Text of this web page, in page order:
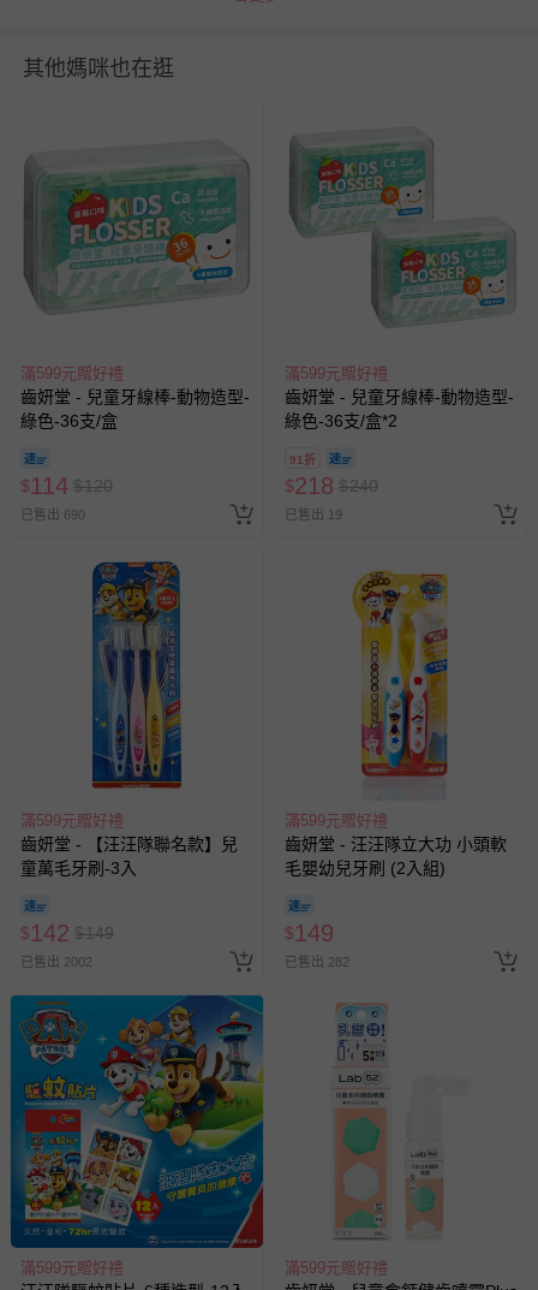
投保產品責任險字號：151609PD04392
健康食品字號/有機檢驗機構及證書字號：.
商品產地（國）：台灣
牛/豬肉產地（國）：豬皮/比利時
過敏原：無
您所購買的商品享有7天的鑑賞期／猶豫期權益，但此期間
並非試用期，您所退回的商品必須是未經使用的全新狀態，
包含完整包裝、配件、說明文件及贈品等。
如需退換貨，請於收到商品7天（含例假日內提出），如為
瑕疵退換貨所產生的運費，將由媽咪愛負責處理，若非瑕疵
並點選『我要退貨』即可進行申請。若有相關退貨問題，請
至媽咪愛LINE@客服ID: @mamilove
我們將依序為您處理
與服務，謝謝。
針對滿件折/滿額贈…等活動，如因部份退貨，而該訂單保
留商品未達活動門檻，將以原價計算，活動贈品亦需一併退
豫期範圍：
易於腐敗、保存期限較短或解約時即將逾期（例如生鮮
商品、食品等）。
客製化商品（例如客製生日書、姓名貼等）。
報紙、期刊或雜誌（惟書籍如經拆封、使用，則酌收整
經消費者拆封之影音商品或電腦軟體（例如 DVD、CD
等）。
非以有形媒介提供之數位內容或一經提供即為完成之線
上服務，經消費者事先同意始提供（例如線上課程、遊
戲或活動點數等）。
已拆封之以下類型商品：
-個人衛生用品（例如尿布、貼身衣物、泳裝、襪子、地
墊、寢具類等）。
-新生兒親膚衣物（嬰幼兒包巾與背巾、包屁衣、學習
褲、紗布衣等）。
其他媽咪也在逛
滿599元贈好禮
齒妍堂 - 兒童牙線棒-動物造型-
綠色-36支/盒
$114 $120
已售出 690
滿599元贈好禮
齒妍堂 - 兒童牙線棒-動物造型-
綠色-36支/盒*2
91折
$218 $240
已售出 19
滿599元贈好禮
齒妍堂 - 【汪汪隊聯名款】兒
童萬毛牙刷-3入
$142 $149
已售出 2002
滿599元贈好禮
齒妍堂 - 汪汪隊立大功 小頭軟
毛嬰幼兒牙刷 (2入組)
$149
已售出 282
滿599元贈好禮 滿599元贈好禮